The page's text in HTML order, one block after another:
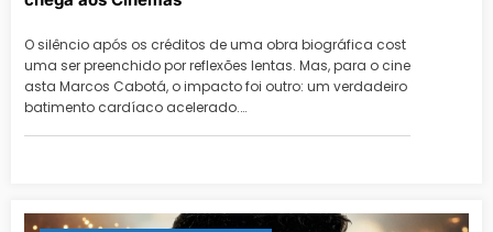
O silêncio após os créditos de uma obra biográfica cost
uma ser preenchido por reflexões lentas. Mas, para o cine
asta Marcos Cabotá, o impacto foi outro: um verdadeiro
batimento cardíaco acelerado.…